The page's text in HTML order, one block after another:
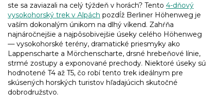
ste sa zaviazali na celý týždeň v horách? Tento 4-dňový
vysokohorský trek v Alpách pozdĺž Berliner Höhenweg je
vaším dokonalým únikom na dlhý víkend. Zahŕňa
najnáročnejšie a najpôsobivejšie úseky celého Höhenweg
— vysokohorské terény, dramatické priesmyky ako
Lappenscharte a Mörchenscharte, drsné hrebeňové línie,
strmé zostupy a exponované prechody. Niektoré úseky sú
hodnotené T4 až T5, čo robí tento trek ideálnym pre
skúsených horských turistov hľadajúcich skutočné
dobrodružstvo.